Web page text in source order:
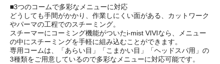
■3つのコームで多彩なメニューに対応
どうしても手間がかかり、作業しにくい面がある、カットワーク
やパーマの工程でのスチーミング。
スチーマーにコーミング機能がついたi-mist VIVIなら、メニュー
の中にスチーミングを手軽に組み込むことができます。
専用コームは、「あらい目」「こまかい目」「ヘッドスパ用」の
3種類をご用意しているので多彩なメニューに対応可能です。